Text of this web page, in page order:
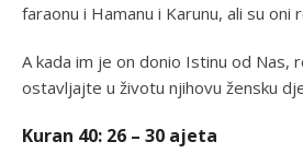
faraonu i Hamanu i Karunu, ali su oni
A kada im je on donio Istinu od Nas,
ostavljajte u životu njihovu žensku
Kuran 40: 26 – 30 ajeta